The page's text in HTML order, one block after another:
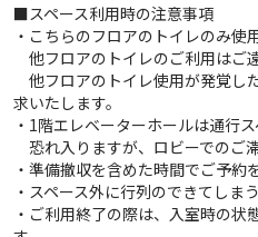
■スペース利用時の注意事項
・こちらのフロアのトイレのみ使
他フロアのトイレのご利用はご
他フロアのトイレ使用が発覚し
求いたします。
・1階エレベーターホールは通行ス
恐れ入りますが、ロビーでのご
・準備撤収を含めた時間でご予約
・スペース外に行列のできてしま
・ご利用終了の際は、入室時の状